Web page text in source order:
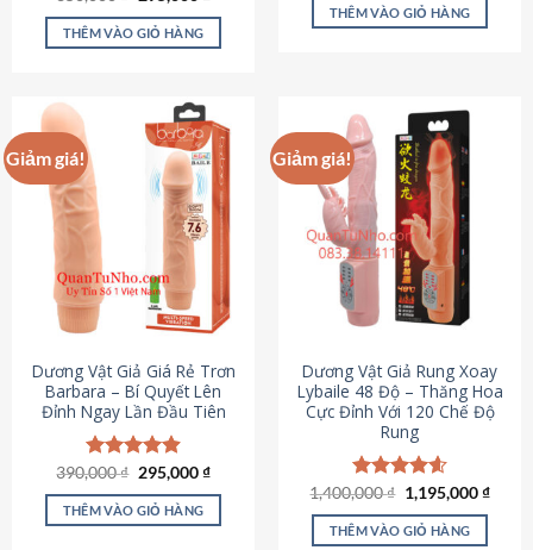
hạng4.79
5 sao là:
350,000 ₫.
tại
THÊM VÀO GIỎ HÀNG
5 sao
là:
1,200,000 ₫.
tại
THÊM VÀO GIỎ HÀNG
Giảm giá!
Dương Vật Giả Giá Rẻ Trơn
Barbara – Bí Quyết Lên
Đỉnh Ngay Lần Đầu Tiên
Được xếp
hạng4.90
5 sao
390,000₫ Giá
là:
390,000 ₫.
295,000₫Giá
tại
THÊM VÀO GIỎ HÀNG
Giảm giá!
Dương Vật Giả Rung Xoay
Lybaile 48 Độ – Thăng Hoa
Cực Đỉnh Với 120 Chế Độ
Rung
Được xếp
hạng4.62
5 sao
1,400,000₫ Giá
gốc
là:
1,400,000 ₫.
1,195,000₫Giá
THÊM VÀO GIỎ HÀNG